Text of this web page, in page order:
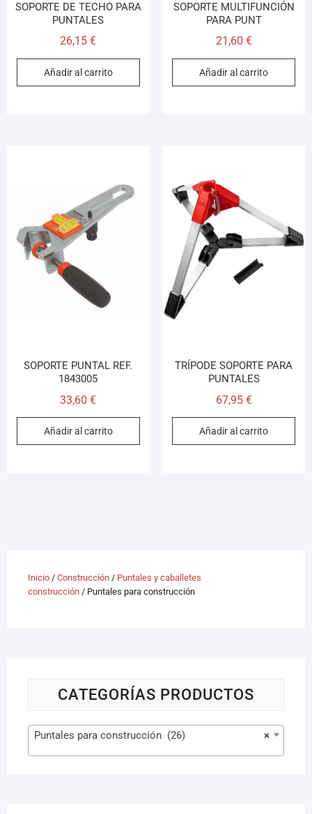
SOPORTE DE TECHO PARA
PUNTALES
26,15€
Añadir al carrito
SOPORTE MULTIFUNCIÓN
PARA PUNT
21,60 €
Añadir al carrito
SOPORTE PUNTAL REF.
1843005
33,60€
Añadir al carrito
TRÍPODE SOPORTE PARA
PUNTALES
67,95 €
Añadir al carrito
Inicio/ Construcción/ Puntales y caballetes
construcción/ Puntales para construcción
CATEGORÍAS PRODUCTOS
×
Puntales para construcción (26)